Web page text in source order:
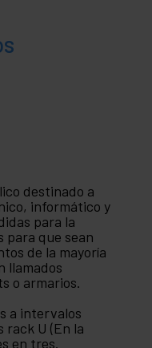
destinado a
informático y
para la
para que sean
de la mayoría
llamados
o armarios.
a intervalos
rack U (En la
en tres.